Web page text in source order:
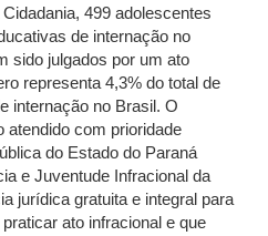
499 adolescentes
de internação no
sido julgados por um ato
representa 4,3% do total de
internação no Brasil. O
atendido com prioridade
do Estado do Paraná
e Juventude Infracional da
jurídica gratuita e integral para
ato infracional e que